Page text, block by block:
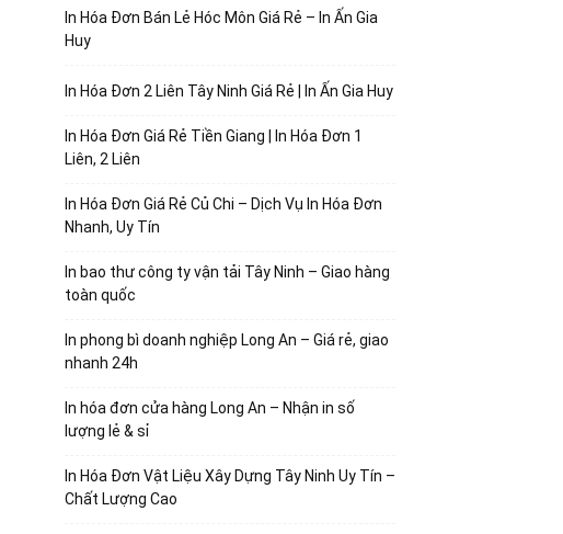
In Hóa Đơn Bán Lẻ Hóc Môn Giá Rẻ – In Ấn Gia
Huy
In Hóa Đơn 2 Liên Tây Ninh Giá Rẻ | In Ấn Gia Huy
In Hóa Đơn Giá Rẻ Tiền Giang | In Hóa Đơn 1
Liên, 2 Liên
In Hóa Đơn Giá Rẻ Củ Chi – Dịch Vụ In Hóa Đơn
Nhanh, Uy Tín
In bao thư công ty vận tải Tây Ninh – Giao hàng
toàn quốc
In phong bì doanh nghiệp Long An – Giá rẻ, giao
nhanh 24h
In hóa đơn cửa hàng Long An – Nhận in số
lượng lẻ & sỉ
In Hóa Đơn Vật Liệu Xây Dựng Tây Ninh Uy Tín –
Chất Lượng Cao